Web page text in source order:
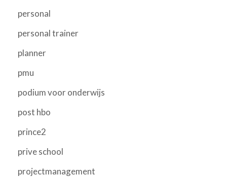
personal
personal trainer
planner
pmu
podium voor onderwijs
post hbo
prince2
prive school
projectmanagement